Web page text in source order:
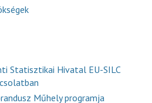
Statisztikai Hivatal EU-SILC
Műhely programja